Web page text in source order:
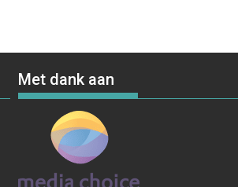
Met dank aan